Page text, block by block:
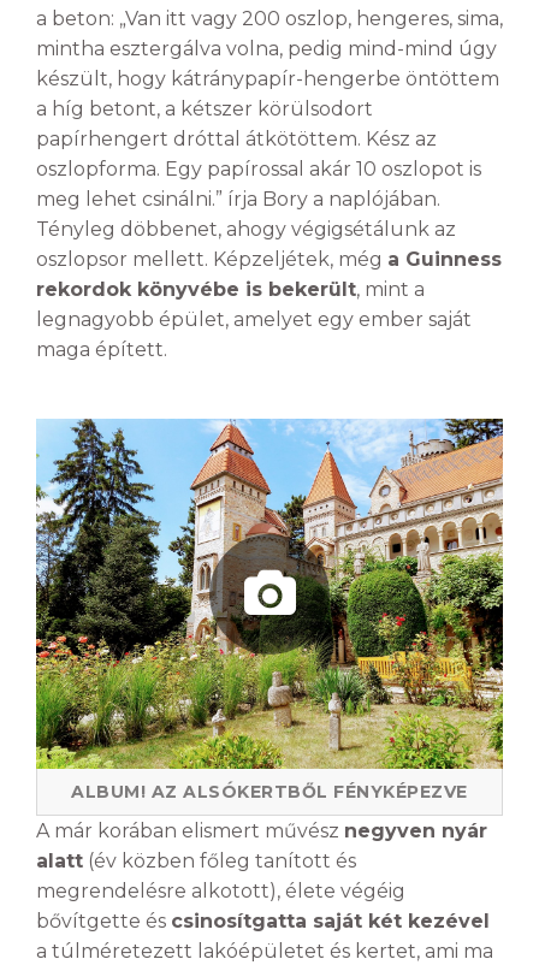
a beton: „Van itt vagy 200 oszlop, hengeres, sima,
mintha esztergálva volna, pedig mind-mind úgy
készült, hogy kátránypapír-hengerbe öntöttem
a híg betont, a kétszer körülsodort
papírhengert dróttal átkötöttem. Kész az
oszlopforma. Egy papírossal akár 10 oszlopot is
meg lehet csinálni.” írja Bory a naplójában.
Tényleg döbbenet, ahogy végigsétálunk az
oszlopsor mellett. Képzeljétek, még a Guinness
rekordok könyvébe is bekerült, mint a
legnagyobb épület, amelyet egy ember saját
maga épített.
ALBUM! AZ ALSÓKERTBŐL FÉNYKÉPEZVE
A már korában elismert művész negyven nyár
alatt (év közben főleg tanított és
megrendelésre alkotott), élete végéig
bővítgette és csinosítgatta saját két kezével
a túlméretezett lakóépületet és kertet, ami ma